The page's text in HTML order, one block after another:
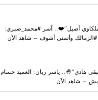
أصيل”❤️.. آسر #محمد_صبري:
وأتمنى أشوف – شاهد الآن
هادي”🤚.. ياسر ريان: العميد حسام
– شاهد الآن